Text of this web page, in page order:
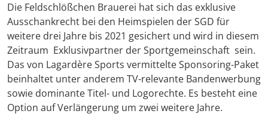
Die Feldschlößchen Brauerei hat sich das exklusive
Ausschankrecht bei den Heimspielen der SGD für
weitere drei Jahre bis 2021 gesichert und wird in diesem
Zeitraum Exklusivpartner der Sportgemeinschaft sein.
Das von Lagardère Sports vermittelte Sponsoring-Paket
beinhaltet unter anderem TV-relevante Bandenwerbung
sowie dominante Titel- und Logorechte. Es besteht eine
Option auf Verlängerung um zwei weitere Jahre.